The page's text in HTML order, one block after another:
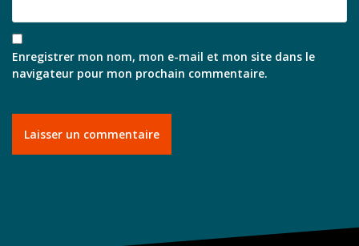
Enregistrer mon nom, mon e-mail et mon site dans le
navigateur pour mon prochain commentaire.